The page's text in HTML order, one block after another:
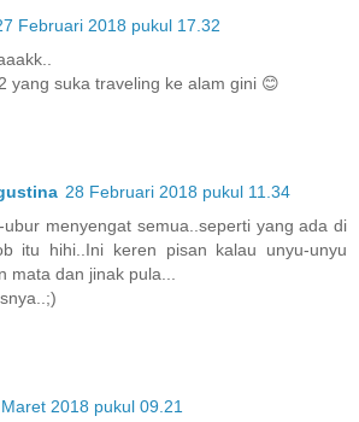
Februari 2018 pukul 17.32
yang suka traveling ke alam gini 😊
28 Februari 2018 pukul 11.34
menyengat semua..seperti yang ada di
itu hihi..Ini keren pisan kalau unyu-unyu
mata dan jinak pula...
2018 pukul 09.21